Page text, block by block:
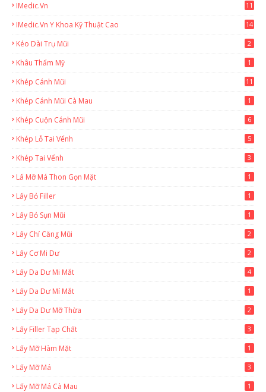
IMedic.vn
11
IMedic.vn Y Khoa Kỹ Thuật Cao 14
Kéo Dài Trụ Mũi 2
Khâu Thẩm Mỹ 1
Khép Cánh Mũi 11
Khép Cánh Mũi Cà Mau 1
Khép Cuộn Cánh Mũi 6
Khép Lỗ Tai Vểnh 5
Khép Tai Vểnh 3
Lấ Mỡ Má Thon Gọn Mặt 1
Lấy Bỏ Filler 1
Lấy Bỏ Sụn Mũi 1
Lấy Chỉ Căng Mũi 2
Lấy Cơ Mi Dư 2
Lấy Da Dư Mi Mắt 4
Lấy Da Dư Mí Mắt 1
Lấy Da Dư Mỡ Thừa 2
Lấy Filler Tạp Chất 3
Lấy Mỡ Hàm Mặt 1
Lấy Mỡ Má 3
Lấy Mỡ Má Cà Mau 1